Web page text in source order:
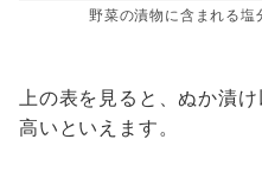
野菜の漬物に含まれる塩
上の表を見ると、ぬか漬
高いといえます。